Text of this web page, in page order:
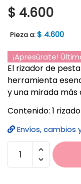
$ 4.600
Pieza a:$ 4.600
¡Apresúrate!
El rizador de
herramienta
y una mirada más
Contenido: 1
Envíos, cambios